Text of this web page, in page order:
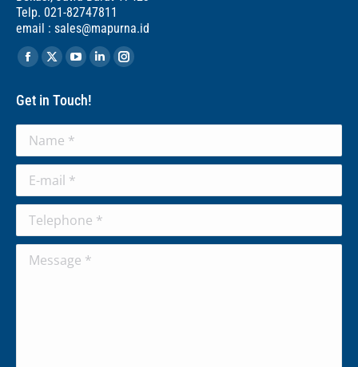
Telp. 021-82747811
email : sales@mapurna.id
Find us on:
Facebook
opens
in
new
window
X
opens
in
new
window
YouTube
opens
in
window
Linkedin
in
window
Instagram
in
window
Get in Touch!
Name *
E-mail *
Telephone *
Message *